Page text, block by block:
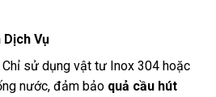
Dịch Vụ
sử dụng vật tư Inox 304 hoặc
nước, đảm bảo quả cầu hút